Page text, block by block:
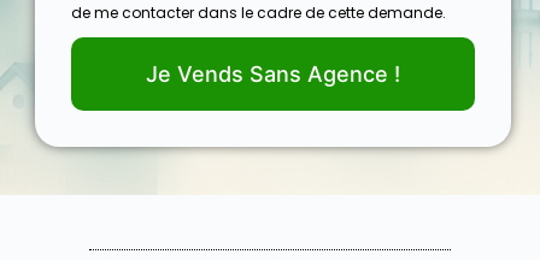
de me contacter dans le cadre de cette demande.
Je Vends Sans Agence !